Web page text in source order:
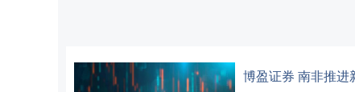
博盈证券 南非推进